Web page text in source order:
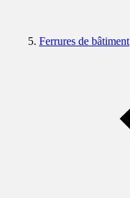
Ferrures de bâtiment